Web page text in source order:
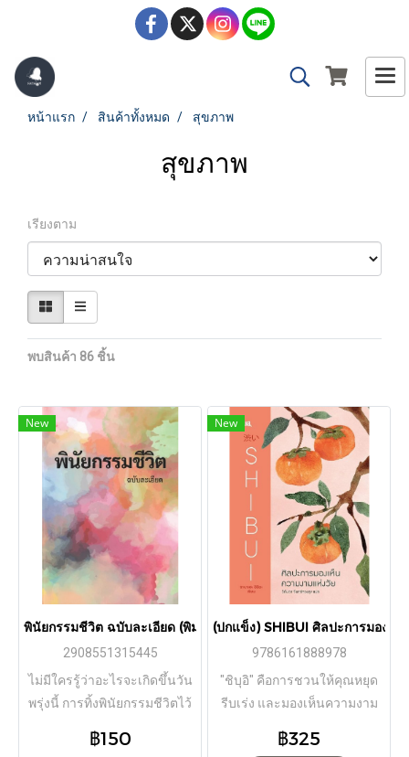
หน้าแรก สินค้าทั้งหมด สุขภาพ
สุขภาพ
เรียงตาม
พบสินค้า 86 ชิ้น
New
พินัยกรรมชีวิต ฉบับละเอียด (พิมพ์ครั้งที่ 3 ปรับปรุงใหม่) / มาร์โก
2908551315445
ไม่มีใครรู้ว่าอะไรจะเกิดขึ้นวัน
พรุ่งนี้ การทิ้งพินัยกรรมชีวิตไว้
จัดการกับทรัพย์สินของเจ้าตัว
฿150
New
(ปกแข็ง) SHIBUI ศิลปะการมองเ
9786161888978
"ชิบุอิ" คือการชวนให้คุณหยุด
รีบเร่ง และมองเห็นความงาม
ความเรียบง่าย เพราะทุกๆ
฿325